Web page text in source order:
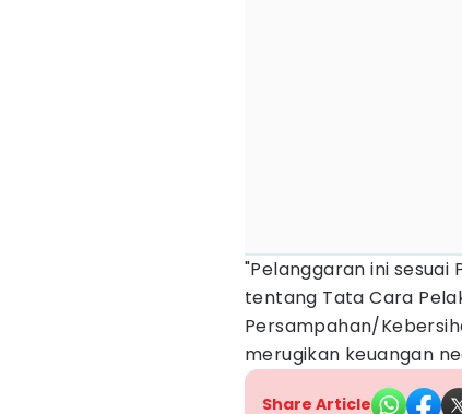
"Pelanggaran ini sesuai
tentang Tata Cara
Persampahan/
merugikan keuangan
Share Article